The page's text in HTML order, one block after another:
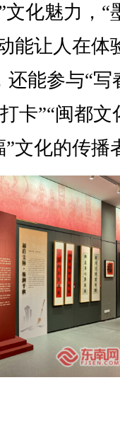
文化魅力，“
能让人在体
能参与“写
卡”“闽都文
”文化的传播